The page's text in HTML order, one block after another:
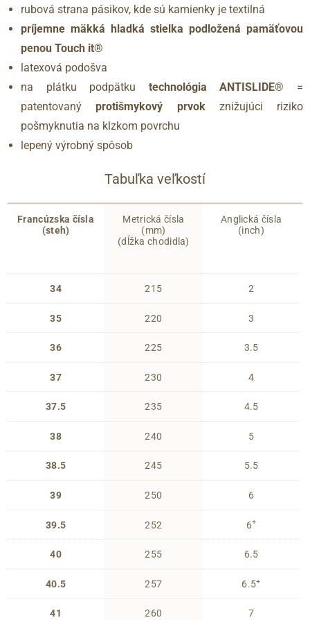
rubová strana pásikov, kde sú kamienky je textilná
príjemne mäkká hladká stielka podložená pamäťovou
penou Touch it®
latexová podošva
na plátku podpätku technológia ANTISLIDE® =
patentovanýprotišmykový prvok znižujúci riziko
pošmyknutia na klzkom povrchu
lepený výrobný spôsob
Tabuľka veľkostí
Francúzska čísla
(steh)
34
35
36
37
37.5
38
38.5
39
39.5
40
40.5
41
Metrická čísla
(mm)
(dĺžka chodidla)
215
220
225
230
235
240
245
250
252
255
257
260
Anglická čísla
(inch)
2
3
3.5
4
4.5
5
5.5
6
6+
6.5
6.5+
7